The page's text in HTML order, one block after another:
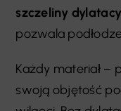
szczeliny
pozwala
Każdy materiał –
swoją objętość